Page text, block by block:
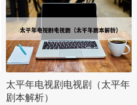
太平年电视剧电视剧（太平年
剧本解析）